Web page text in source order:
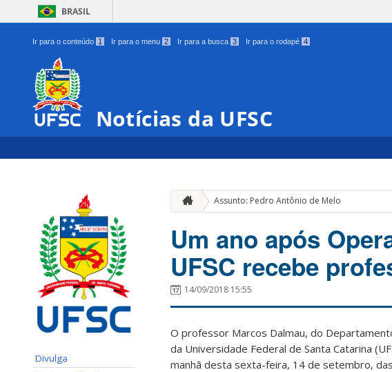
BRASIL
Ir para o conteúdo 1 Ir para o menu 2 Ir para a busca 3 Ir para o rodapé 4
Notícias da UFSC
Divulga
Assunto: Pedro Antônio de Melo
Um ano após
UFSC recebe
14/09/2018 15:55
O professor Marcos Dalmau, do
da Universidade Federal de Santa Catarina
manhã desta sexta-feira, 14 de setembro,